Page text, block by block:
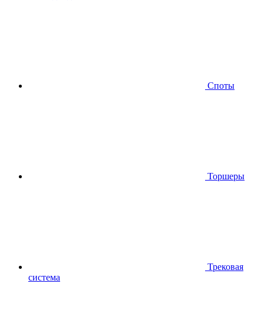
Споты
Торшеры
Трековая
система